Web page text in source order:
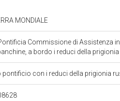
MONDIALE
Commissione di Assistenza
a bordo i reduci della
pontificio con i reduci della prigionia